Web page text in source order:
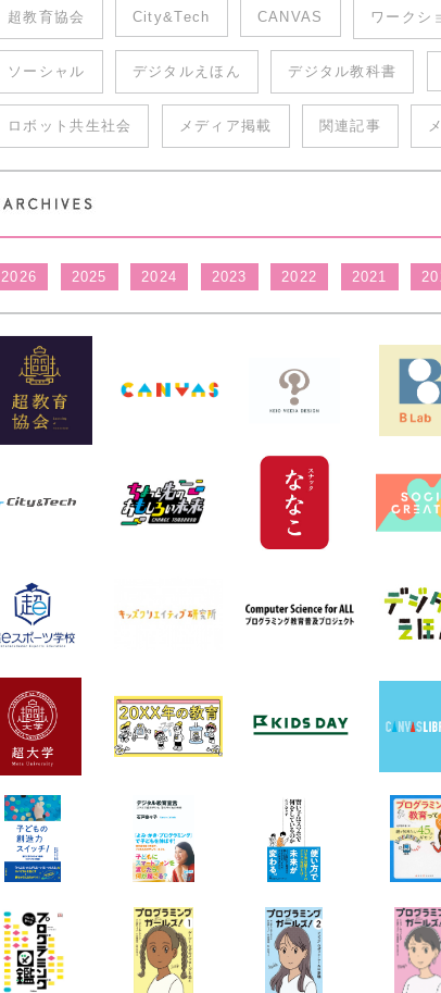
超教育協会 City&Tech CANVAS ワークシ
ソーシャル デジタルえほん デジタル教科書
ロボット共生社会 メディア掲載 関連記事
2026 2025 2024 2023 2022 2021